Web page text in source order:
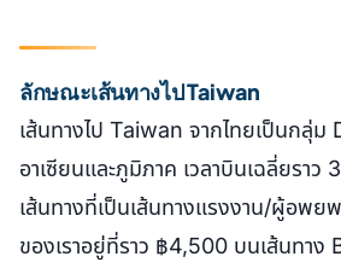
ลักษณะเส้นทางไป Taiwan
เส้นทางไป Taiwan จากไทยเป็นกลุ่
อาเซียนและภูมิภาค เวลาบินเฉลี่ยราว
เส้นทางที่เป็นเส้นทางแรงงาน/ผู้อพย
ของเราอยู่ที่ราว ฿4,500 บนเส้นทา